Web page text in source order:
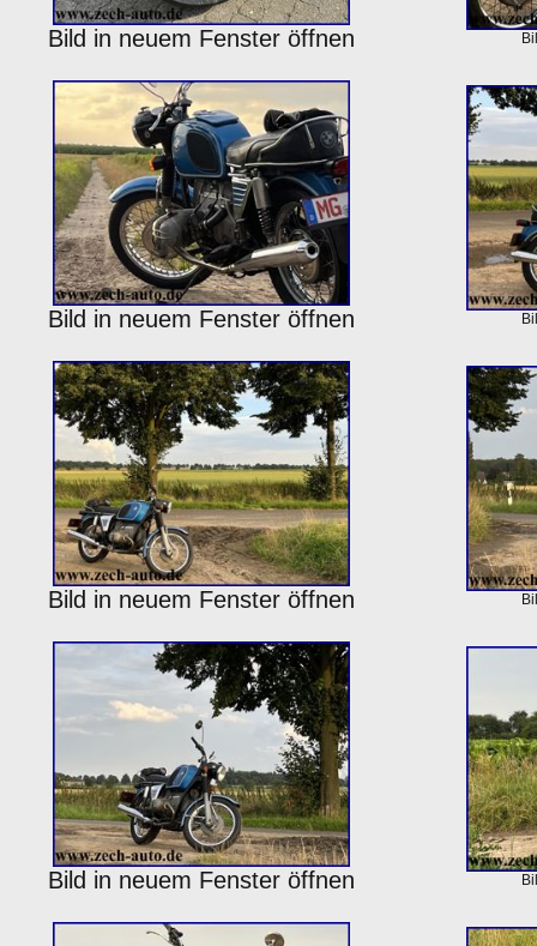
Bild in neuem Fenster öffnen
Bild in neuem Fenster öffnen
Bild in neuem Fenster öffnen
Bild in neuem Fenster öffnen